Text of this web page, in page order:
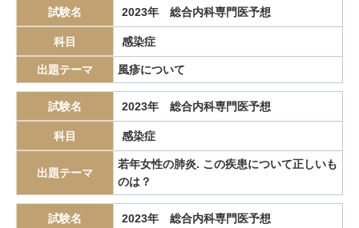
スギ花粉症 ステノトロフォモナス・マルトフィリア
ステロイドホルモン ステントグラフト内挿術
ソマトスタチン ソラフェニブ タクロリムス
たこつぼ型心筋症 たこつぼ心筋症 ダニアレルギー
ダニ感染症 チロシンキナーゼ阻害薬
デルマトーム デング熱 ドセタキセル
ドライバー遺伝子異常
トリアージ トリウム血
試験名 2023年 総合内科専門医予想
科目 感染症
出題テーマ 風疹について
試験名 2023年 総合内科専門医予想
科目 感染症
出題テーマ
若年女性の肺炎. この疾患について正しいも
のは？
試験名 2023年 総合内科専門医予想